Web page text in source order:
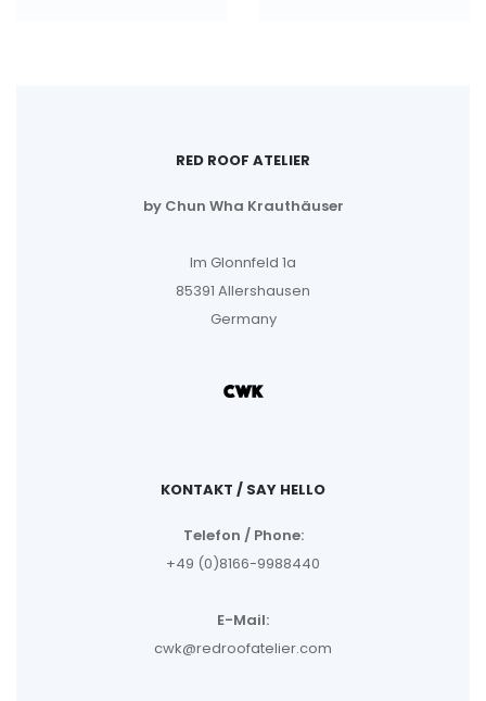
RED ROOF ATELIER
by Chun Wha Krauthäuser
Im Glonnfeld 1a
85391 Allershausen
Germany
KONTAKT / SAY HELLO
Telefon / Phone:
+49 (0)8166-9988440
E-Mail:
cwk@redroofatelier.com